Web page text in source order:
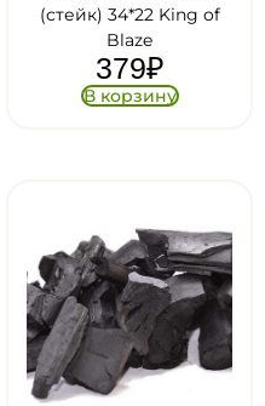
(стейк) 34*22 King of
Blaze
379₽
В корзину